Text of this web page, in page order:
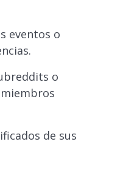
eventos o
o
de sus